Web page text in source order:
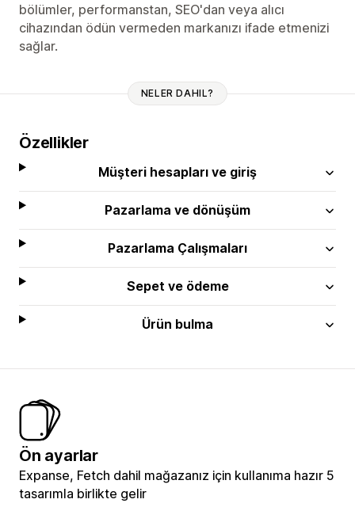
bölümler, performanstan, SEO'dan veya alıcı
cihazından ödün vermeden markanızı ifade etmenizi
sağlar.
NELER DAHIL?
Özellikler
Müşteri hesapları ve giriş
Pazarlama ve dönüşüm
Pazarlama Çalışmaları
Sepet ve ödeme
Ürün bulma
Ön ayarlar
Expanse, Fetch dahil mağazanız için kullanıma hazır 5
tasarımla birlikte gelir